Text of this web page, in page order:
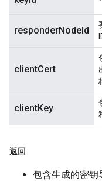
responderNodeId
clientCert
clientKey
返回
包含生成的密钥